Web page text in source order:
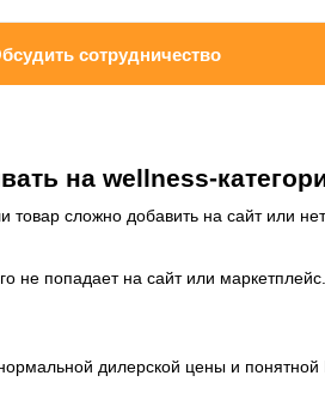
сотрудничество
на wellness-
сложно добавить на сайт или
не попадает на сайт или
дилерской цены и